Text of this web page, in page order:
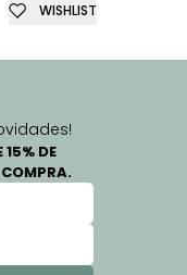
WISHLIST
15% DE